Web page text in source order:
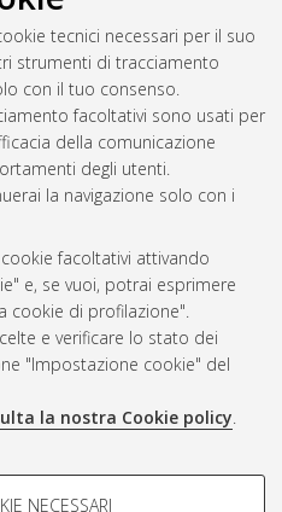
tecnici necessari per il suo
strumenti di tracciamento
con il tuo consenso.
facoltativi sono usati per
della comunicazione
degli utenti.
la navigazione solo con i
facoltativi attivando
e, se vuoi, potrai esprimere
cookie di profilazione".
e verificare lo stato dei
"Impostazione cookie" del
la nostra Cookie policy.
-
NECESSARI
[Laurea], Università di
per il management [L-
disponibile
ilWed Aug 5 23:55:44 2026
CEST